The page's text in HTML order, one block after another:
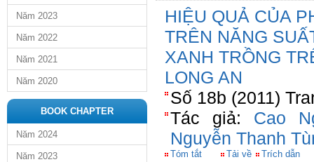
Năm 2023
Năm 2022
Năm 2021
Năm 2020
BOOK CHAPTER
Năm 2024
Năm 2023
HIỆU QUẢ CỦA
TRÊN NĂNG
XANH TRỒNG
LONG AN
Số 18b (2011)
Tác giả: Cao
Nguyễn Thanh
Tóm tắt Tải về Trích dẫn